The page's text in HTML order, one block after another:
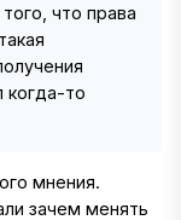
что права
когда-то
мнения.
зачем менять